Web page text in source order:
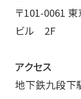
〒101-0061
ビル 2F
アクセス
地下鉄九段下